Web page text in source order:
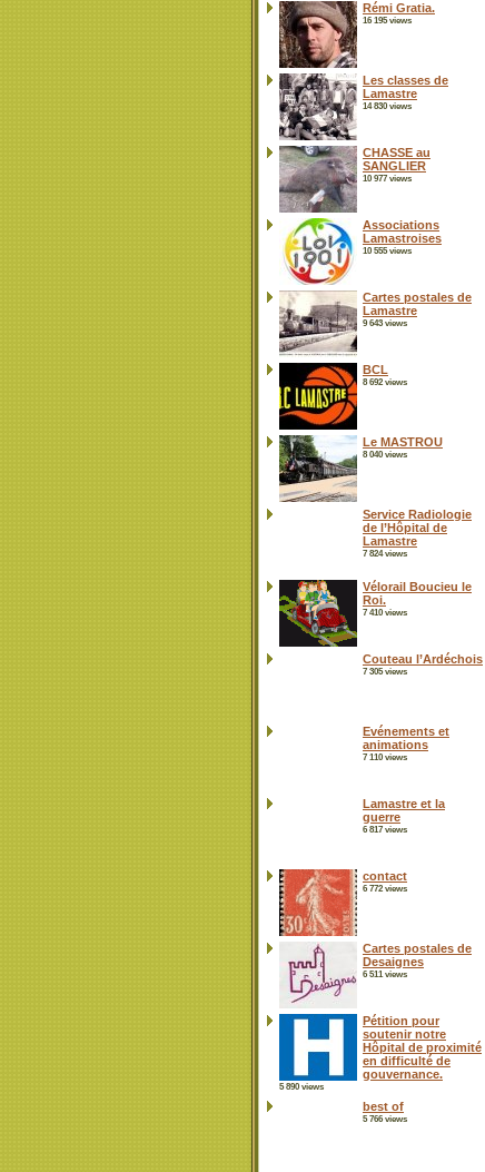
Rémi Gratia.
16 195 views
Les classes de
Lamastre
14 830 views
CHASSE au
SANGLIER
10 977 views
Associations
Lamastroises
10 555 views
Cartes postales de
Lamastre
9 643 views
BCL
8 692 views
Le MASTROU
8 040 views
Service Radiologie
de l’Hôpital de
Lamastre
7 824 views
Vélorail Boucieu le
Roi.
7 410 views
Couteau l’Ardéchois
7 305 views
Evénements et
animations
7 110 views
Lamastre et la
guerre
6 817 views
contact
6 772 views
Cartes postales de
Desaignes
6 511 views
Pétition pour
soutenir notre
Hôpital de proximité
en difficulté de
gouvernance.
5 890 views
best of
5 766 views